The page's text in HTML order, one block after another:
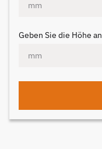
Geben Sie die Höhe an